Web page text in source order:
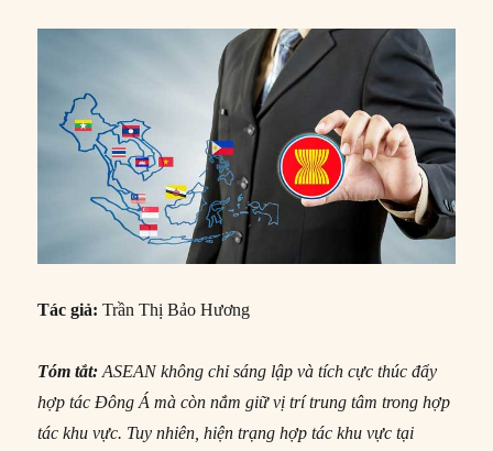
Tác giả: Trần Thị Bảo Hương
Tóm tắt: ASEAN không chỉ sáng lập và tích cực thúc đẩy
hợp tác Đông Á mà còn nắm giữ vị trí trung tâm trong hợp
tác khu vực. Tuy nhiên, hiện trạng hợp tác khu vực tại